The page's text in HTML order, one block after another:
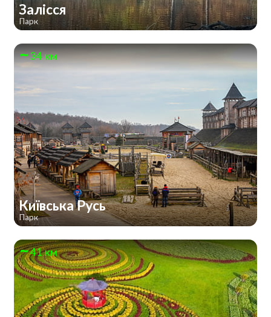
Залісся
Парк
34 км
Київська Русь
Парк
41 км